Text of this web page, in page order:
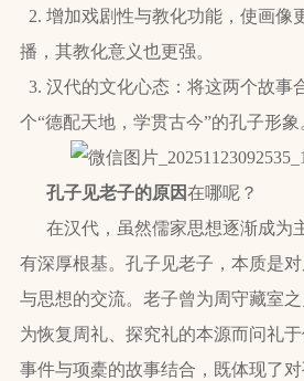
2. 增加戏剧性与教化功能，使画像
播，其教化意义也更强。
3. 汉代的文化心态：将这两个故事
个“德配天地，学贯古今”的孔子形象
孔子见老子的原因在哪呢？
在汉代，虽然儒家思想逐渐成为
有深厚根基。孔子见老子，本质是
与思想的交流。老子曾为周守藏室
为恢复周礼、探究礼的本源而问礼
事件与项橐的故事结合，既体现了